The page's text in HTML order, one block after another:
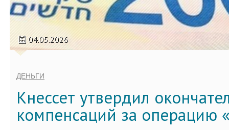
04.05.2026
ДЕНЬГИ
Кнессет утвердил
компенсаций за операцию